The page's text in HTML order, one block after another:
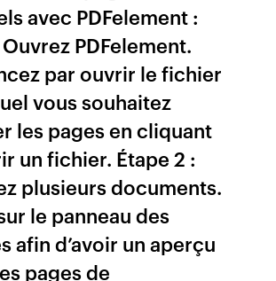
avec PDFelement :
Ouvrez PDFelement.
par ouvrir le fichier
vous souhaitez
les pages en cliquant
un fichier. Étape 2 :
plusieurs documents.
le panneau des
afin d’avoir un aperçu
pages de